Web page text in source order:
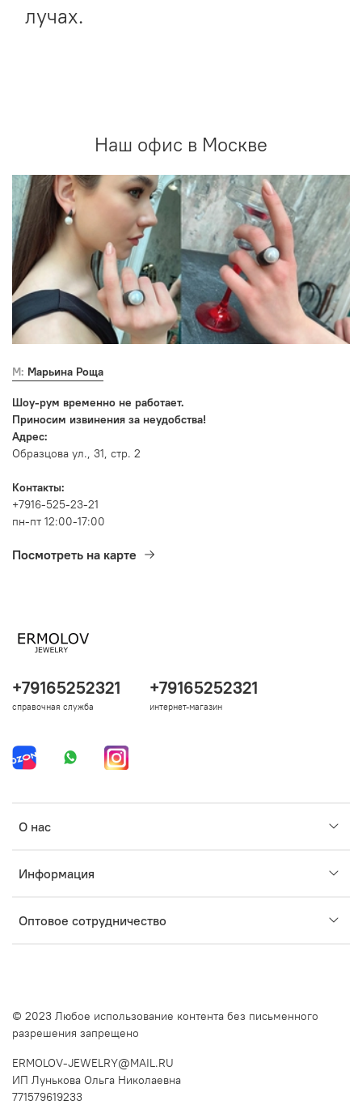
лучах.
Наш офис в Москве
М: Марьина Роща
Шоу-рум временно не работает.
Приносим извинения за неудобства!
Адрес:
Образцова ул., 31, стр. 2
Контакты:
+7916-525-23-21
пн-пт 12:00-17:00
Посмотреть на карте
О нас
Информация
Оптовое сотрудничество
+79165252321
справочная служба
+79165252321
интернет-магазин
© 2023 Любое использование контента без письменного
разрешения запрещено
ERMOLOV-JEWELRY@MAIL.RU
ИП Лунькова Ольга Николаевна
771579619233